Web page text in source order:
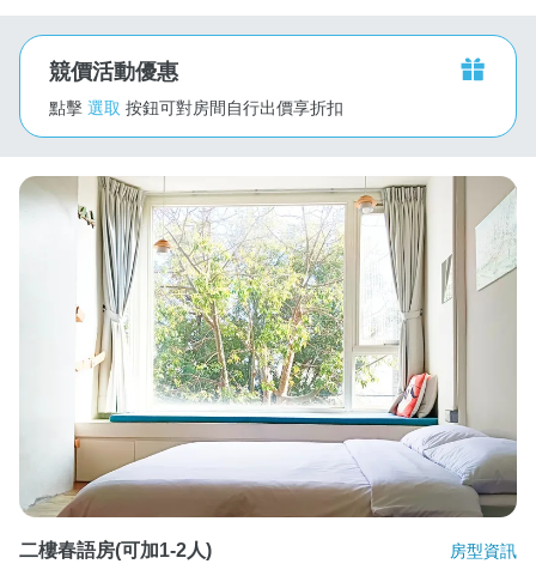
競價活動優惠
點擊 選取 按鈕可對房間自行出價享折扣
二樓春語房(可加1-2人) 房型資訊